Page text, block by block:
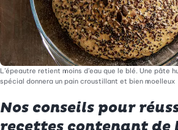
L’épeautre retient moins d’eau que le blé. Une pâte
spécial donnera un pain croustillant et bien moelleux
Nos conseils pour